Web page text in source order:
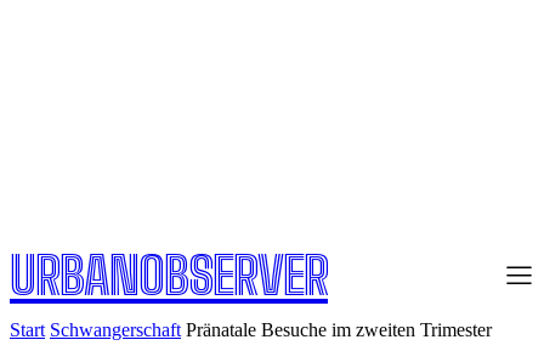
URBANOBSERVER
Start Schwangerschaft Pränatale Besuche im zweiten Trimester